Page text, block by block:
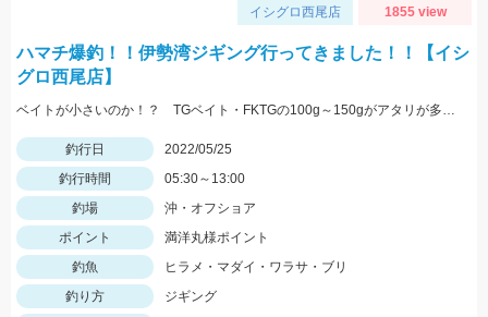
イシグロ西尾店 1855 view
ハマチ爆釣！！伊勢湾ジギング行ってきました！！【イシ
グロ西尾店】
ベイトが小さいのか！？ TGベイト・FKTGの100g～150gがアタリが多かったです！！
釣行日
2022/05/25
釣行時間
05:30～13:00
釣場
沖・オフショア
ポイント
満洋丸様ポイント
釣魚
ヒラメ・マダイ・ワラサ・ブリ
釣り方
ジギング